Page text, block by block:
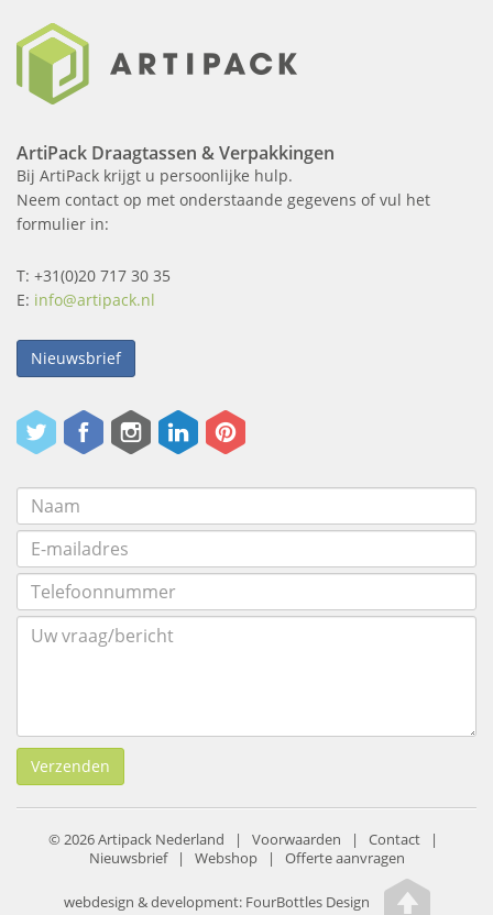
ArtiPack Draagtassen & Verpakkingen
Bij ArtiPack krijgt u persoonlijke hulp.
Neem contact op met onderstaande gegevens of vul het
formulier in:
T: +31(0)20 717 30 35
E: info@artipack.nl
Nieuwsbrief
Verzenden
© 2026 Artipack Nederland | Voorwaarden | Contact |
Nieuwsbrief| Webshop| Offerte aanvragen
webdesign & development:FourBottles Design